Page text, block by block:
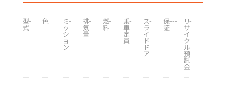
型
式
- 色 ミ
ッ
シ
ョ
ン
- 排
気
量
- 燃
料
- 乗
車
定
員
- ス
ラ
イ
ド
ド
ア
- 保
証
--- リ
サ
イ
ク
ル
預
託
金
-